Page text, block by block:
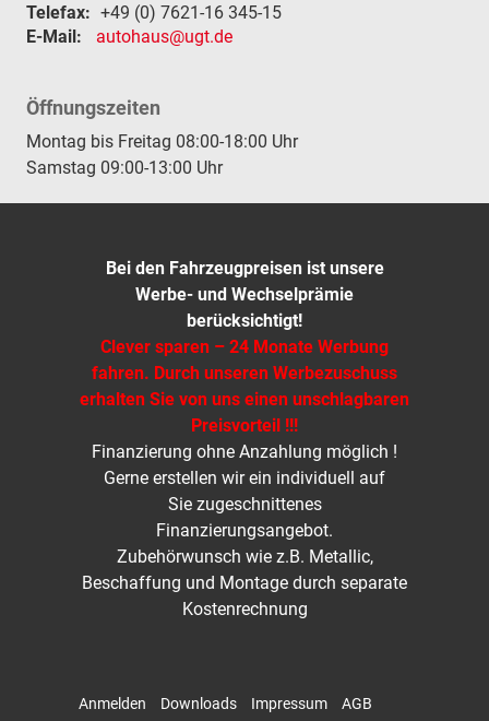
Telefax: +49 (0) 7621-16 345-15
E-Mail:
autohaus@ugt.de
Öffnungszeiten
Montag bis Freitag 08:00-18:00 Uhr
Samstag 09:00-13:00 Uhr
Bei den Fahrzeugpreisen ist unsere
Werbe- und Wechselprämie
berücksichtigt!
Clever sparen – 24 Monate Werbung
fahren. Durch unseren Werbezuschuss
erhalten Sie von uns einen unschlagbaren
Preisvorteil !!!
Finanzierung ohne Anzahlung möglich !
Gerne erstellen wir ein individuell auf
Sie zugeschnittenes
Finanzierungsangebot.
Zubehörwunsch wie z.B. Metallic,
Beschaffung und Montage durch separate
Kostenrechnung
Anmelden Downloads Impressum
AGB